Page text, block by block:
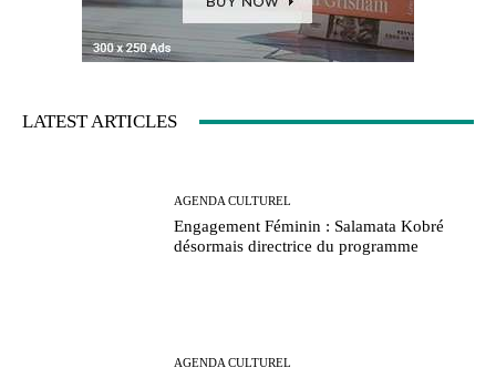
LATEST ARTICLES
AGENDA CULTUREL
Engagement Féminin : Salamata Kobré
désormais directrice du programme
AGENDA CULTUREL